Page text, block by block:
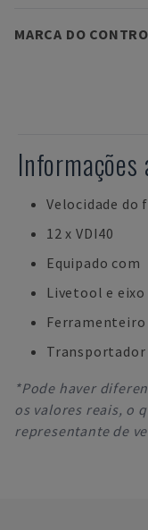
MARCA DO
Informações
Velocidade do
12 x VDI40
Equipado com
Livetool e eixo
Ferramenteiro
Transportador
*Pode haver
os valores reais, o
representante de